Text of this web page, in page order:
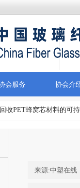
会服务 协会介
收PET蜂窝芯材料的可
来源:中塑在线